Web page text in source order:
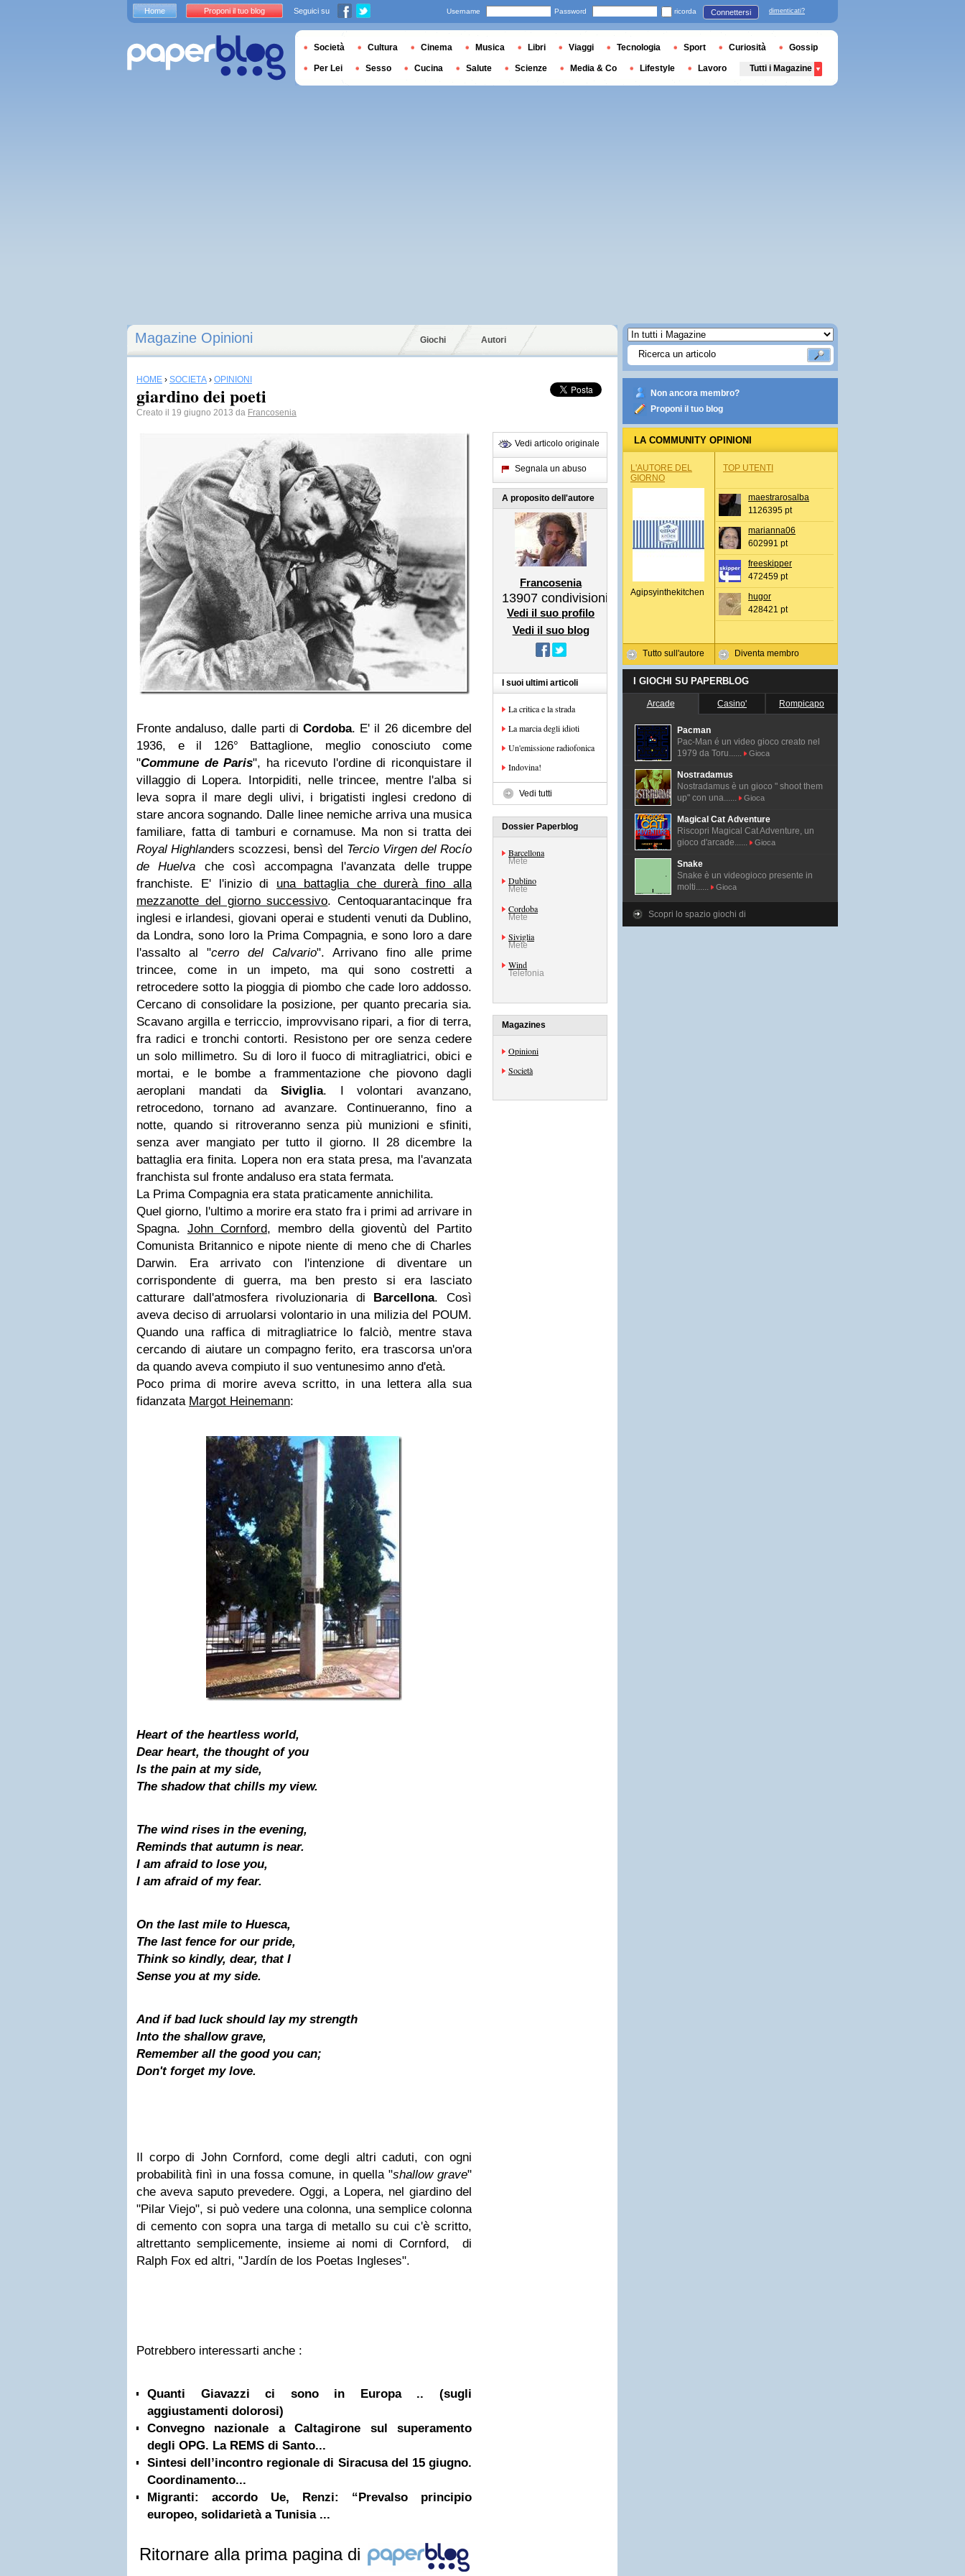
Magazine Opinioni Giochi Autori
HOME › SOCIETÀ › OPINIONI
giardino dei poeti
Creato il 19 giugno 2013 da Francosenia
Fronte andaluso, dalle parti di Cordoba. E' il 26 dicembre del
1936, e il 126° Battaglione, meglio conosciuto come
"Commune de Paris", ha ricevuto l'ordine di riconquistare il
villaggio di Lopera. Intorpiditi, nelle trincee, mentre l'alba si
leva sopra il mare degli ulivi, i brigatisti inglesi credono di
stare ancora sognando. Dalle linee nemiche arriva una musica
familiare, fatta di tamburi e cornamuse. Ma non si tratta dei
Royal Highlanders scozzesi, bensì del Tercio Virgen del Rocío
de Huelva che così accompagna l'avanzata delle truppe
franchiste. E' l'inizio di una battaglia che durerà fino alla
mezzanotte del giorno successivo. Centoquarantacinque fra
inglesi e irlandesi, giovani operai e studenti venuti da Dublino,
da Londra, sono loro la Prima Compagnia, e sono loro a dare
l'assalto al "cerro del Calvario". Arrivano fino alle prime
trincee, come in un impeto, ma qui sono costretti a
retrocedere sotto la pioggia di piombo che cade loro addosso.
Cercano di consolidare la posizione, per quanto precaria sia.
Scavano argilla e terriccio, improvvisano ripari, a fior di terra,
fra radici e tronchi contorti. Resistono per ore senza cedere
un solo millimetro. Su di loro il fuoco di mitragliatrici, obici e
mortai, e le bombe a frammentazione che piovono dagli
aeroplani mandati da Siviglia. I volontari avanzano,
retrocedono, tornano ad avanzare. Continueranno, fino a
notte, quando si ritroveranno senza più munizioni e sfiniti,
senza aver mangiato per tutto il giorno. Il 28 dicembre la
battaglia era finita. Lopera non era stata presa, ma l'avanzata
franchista sul fronte andaluso era stata fermata.
La Prima Compagnia era stata praticamente annichilita.
Quel giorno, l'ultimo a morire era stato fra i primi ad arrivare in
Spagna. John Cornford, membro della gioventù del Partito
Comunista Britannico e nipote niente di meno che di Charles
Darwin. Era arrivato con l'intenzione di diventare un
corrispondente di guerra, ma ben presto si era lasciato
catturare dall'atmosfera rivoluzionaria di Barcellona. Così
aveva deciso di arruolarsi volontario in una milizia del POUM.
Quando una raffica di mitragliatrice lo falciò, mentre stava
cercando di aiutare un compagno ferito, era trascorsa un'ora
da quando aveva compiuto il suo ventunesimo anno d'età.
Poco prima di morire aveva scritto, in una lettera alla sua
fidanzata Margot Heinemann:
Heart of the heartless world,
Dear heart, the thought of you
Is the pain at my side,
The shadow that chills my view.
The windrises in the evening,
Reminds that autumn is near.
I am afraid to lose you,
I am afraid of my fear.
On the last mile to Huesca,
The last fence for our pride,
Think so kindly, dear, that I
Sense you at my side.
And if bad luck should lay my strength
Into the shallow grave,
Remember all the good you can;
Don't forget my love.
Il corpo di John Cornford, come degli altri caduti, con ogni
probabilità finì in una fossa comune, in quella "shallow grave"
che aveva saputo prevedere. Oggi, a Lopera, nel giardino del
"Pilar Viejo", si può vedere una colonna, una semplice colonna
di cemento con sopra una targa di metallo su cui c'è scritto,
altrettanto semplicemente, insieme ai nomi di Cornford, di
Ralph Fox ed altri, "Jardín de los Poetas Ingleses".
Potrebbero interessarti anche :
Quanti Giavazzi ci sono in Europa .. (sugli
aggiustamenti dolorosi)
Convegno nazionale a Caltagirone sul superamento
degli OPG. La REMS di Santo...
Sintesi dell’incontro regionale di Siracusa del 15 giugno.
Coordinamento...
Migranti: accordo Ue, Renzi: “Prevalso principio
europeo, solidarietà a Tunisia ...
Ritornare alla prima pagina di
Vedi articolo originale
Segnala un abuso
A proposito dell'autore
Francosenia
13907 condivisioni
Vedi il suo profilo
Vedi il suo blog
I suoi ultimi articoli
La critica e la strada
La marcia degli idioti
Un'emissione radiofonica
Indovina!
Vedi tutti
Dossier Paperblog
Barcellona
Mete
Dublino
Mete
Cordoba
Mete
Siviglia
Mete
Wind
Telefonia
Magazines
Opinioni
Società
Non ancora membro?
Proponi il tuo blog
LA COMMUNITY OPINIONI
L'AUTORE DEL
GIORNO
Agipsyinthekitchen
Tutto sull'autore
TOP UTENTI
maestrarosalba
1126395 pt
marianna06
602991 pt
freeskipper
472459 pt
hugor
428421 pt
Diventa membro
I GIOCHI SU PAPERBLOG
Arcade Casino' Rompicapo
Pacman
Pac-Man é un video gioco creato nel
1979 da Toru......
Gioca
Nostradamus
Nostradamus è un gioco " shoot them
up" con una......
Gioca
Magical Cat Adventure
Riscopri Magical Cat Adventure, un
gioco d'arcade......
Gioca
Snake
Snake è un videogioco presente in
molti......
Gioca
Scopri lo spazio giochi di
Home Proponi il tuo blog Seguici su Username Password ricorda Connettersi dimenticati?
Società Cultura Cinema Musica Libri Viaggi Tecnologia Sport Curiosità Gossip
Per Lei Sesso Cucina Salute Scienze Media & Co Lifestyle Lavoro Tutti i Magazine